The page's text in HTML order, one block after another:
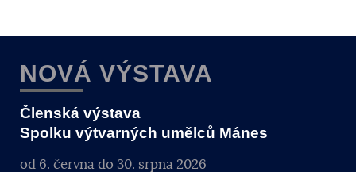
NOVÁ VÝSTAVA
Členská výstava
Spolku výtvarných umělců Mánes
od 6. června do 30. srpna 2026